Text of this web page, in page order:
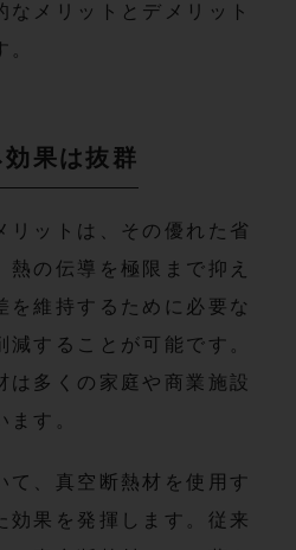
なメリットとデメリット
果は抜群
リットは、その優れた省
熱の伝導を極限まで抑え
を維持するために必要な
減することが可能です。
は多くの家庭や商業施設
す。
て、真空断熱材を使用す
効果を発揮します。従来